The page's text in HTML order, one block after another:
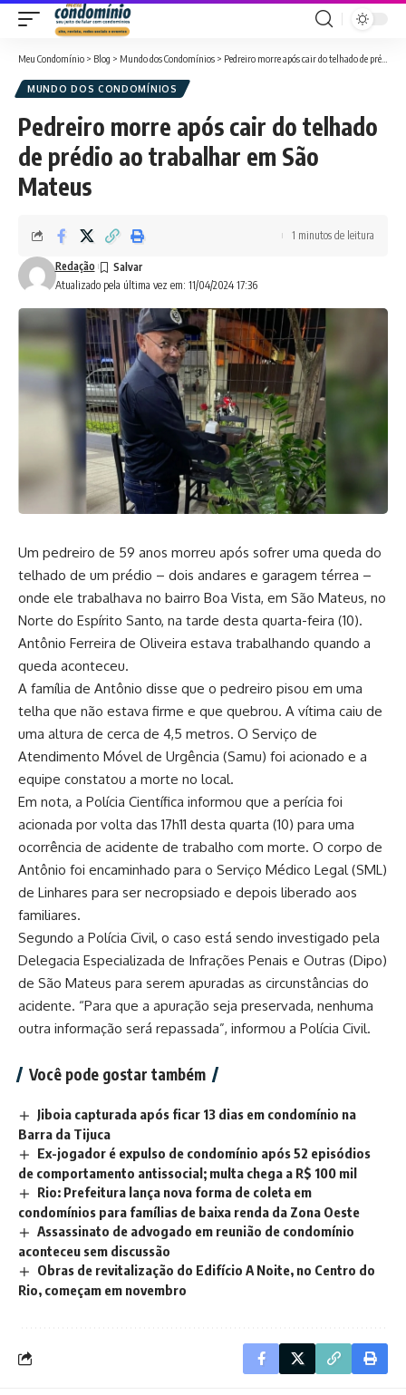
Meu Condomínio > Blog > Mundo dos Condomínios > Pedreiro morre após cair do telhado de prédio ao trabalhar em São Mateus
MUNDO DOS CONDOMÍNIOS
Pedreiro morre após cair do telhado
de prédio ao trabalhar em São
Mateus
Atualizado pela última vez em: 11/04/2024 17:36
Redação
1 minutos de leitura
Um pedreiro de 59 anos morreu após sofrer uma queda do
telhado de um prédio – dois andares e garagem térrea –
onde ele trabalhava no bairro Boa Vista, em São Mateus, no
Norte do Espírito Santo, na tarde desta quarta-feira (10).
Antônio Ferreira de Oliveira estava trabalhando quando a
queda aconteceu.
A família de Antônio disse que o pedreiro pisou em uma
telha que não estava firme e que quebrou. A vítima caiu de
uma altura de cerca de 4,5 metros. O Serviço de
Atendimento Móvel de Urgência (Samu) foi acionado e a
equipe constatou a morte no local.
Em nota, a Polícia Científica informou que a perícia foi
acionada por volta das 17h11 desta quarta (10) para uma
ocorrência de acidente de trabalho com morte. O corpo de
Antônio foi encaminhado para o Serviço Médico Legal (SML)
de Linhares para ser necropsiado e depois liberado aos
familiares.
Segundo a Polícia Civil, o caso está sendo investigado pela
Delegacia Especializada de Infrações Penais e Outras (Dipo)
de São Mateus para serem apuradas as circunstâncias do
acidente. “Para que a apuração seja preservada, nenhuma
outra informação será repassada”, informou a Polícia Civil.
Você pode gostar também
Jiboia capturada após ficar 13 dias em condomínio na
Barra da Tijuca
Ex-jogador é expulso de condomínio após 52 episódios
de comportamento antissocial; multa chega a R$ 100 mil
Rio: Prefeitura lança nova forma de coleta em
condomínios para famílias de baixa renda da Zona Oeste
Assassinato de advogado em reunião de condomínio
aconteceu sem discussão
Obras de revitalização do Edifício A Noite, no Centro do
Rio, começam em novembro